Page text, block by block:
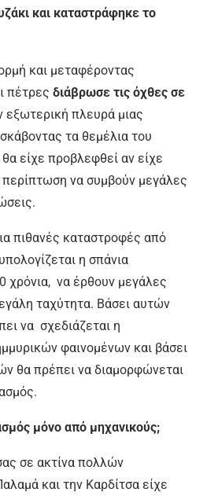
και καταστράφηκε το
και μεταφέροντας
πέτρες διάβρωσε τις όχθες σε
εξωτερική πλευρά μιας
τα θεμέλια του
είχε προβλεφθεί αν είχε
περίπτωση να συμβούν μεγάλες
πιθανές καταστροφές από
η σπάνια
χρόνια, να έρθουν μεγάλες
ταχύτητα. Βάσει αυτών
να σχεδιάζεται η
φαινομένων και βάσει
θα πρέπει να διαμορφώνεται
μόνο από μηχανικούς;
σε ακτίνα πολλών
και την Καρδίτσα είχε